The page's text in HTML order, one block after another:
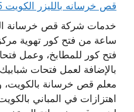
قص خرسانه بالليزر الكويت 65932555 فتح كور تكييف
ساعة من فتح كور تهوية
فتح كور للمطابخ، وعمل
بالإضافة لعمل فتحات
معلم قص خرسانة بالكويت،
اهتزازات في المباني